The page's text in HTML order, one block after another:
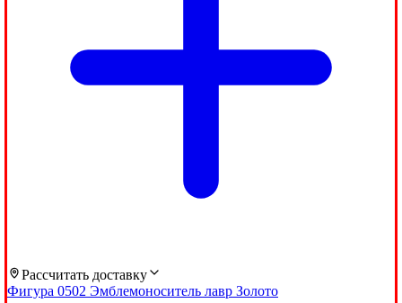
Рассчитать доставку
Фигура 0502 Эмблемоноситель лавр Золото